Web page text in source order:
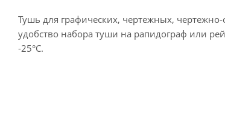
Тушь для графических, чертежных,
удобство набора туши на рапидограф или
-25°C.